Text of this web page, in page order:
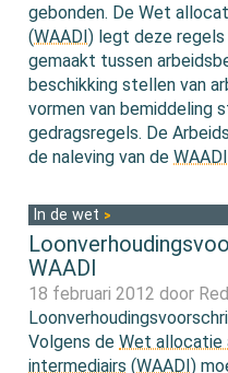
gebonden. De Wet
(WAADI) legt deze
gemaakt tussen
beschikking stellen van
vormen van bemiddeling
gedragsregels. De
de naleving van deWAADI
In de wet
WAADI
18 februari 2012 door
Volgens deWet allocatie
intermediairs (WAADI)